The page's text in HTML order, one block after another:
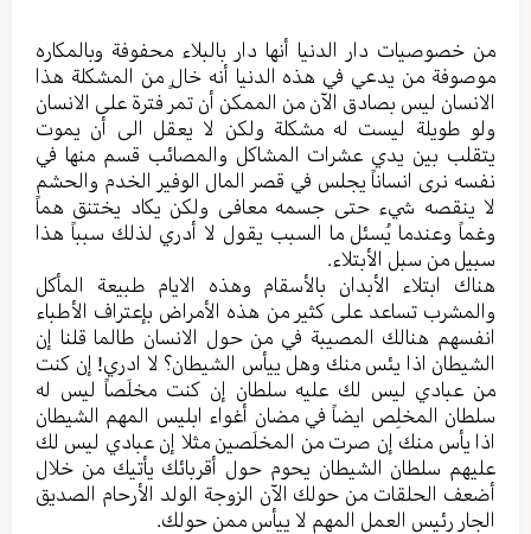
من خصوصیات دار الدنیا أنها دار بالبلاء محفوفة وبالمکاره
موصوفة من یدعي في هذه الدنیا أنه خالٍ من المشکلة هذا
الانسان لیس بصادق الآن من الممکن أن تمر فترة علی الانسان
ولو طویلة ليست له مشکلة ولکن لا یعقل الی أن یموت
یتقلب بین یدي عشرات المشاکل والمصائب قسم منها في
نفسه نری انساناً یجلس في قصر المال الوفیر الخدم والحشم
لا ینقصه شيء حتی جسمه معافی ولکن یکاد یختنق هماً
وغماً وعندما یُسئل ما السبب یقول لا أدري لذلك سبباً هذا
سبیل من سبل الأبتلاء.
هناك ابتلاء الأبدان بالأسقام وهذه الایام طبیعة المأكل
والمشرب تساعد علی کثیر من هذه الأمراض بإعتراف الأطباء
انفسهم هنالك المصیبة في من حول الانسان طالما قلنا إن
الشیطان اذا یئس منك وهل ييأس الشیطان؟ لا ادري! إن کنت
من عبادي لیس لك علیه سلطان إن کنت مخلَصاً لیس له
سلطان المخلِص ایضاً في مضان أغواء ابلیس المهم الشیطان
اذا یأس منك إن صرت من المخلَصين مثلا إن عبادي لیس لك
علیهم سلطان الشیطان یحوم حول أقربائك يأتيك من خلال
أضعف الحلقات من حولك الآن الزوجة الولد الأرحام الصدیق
الجار رئیس العمل المهم لا ییأس ممن حولك.